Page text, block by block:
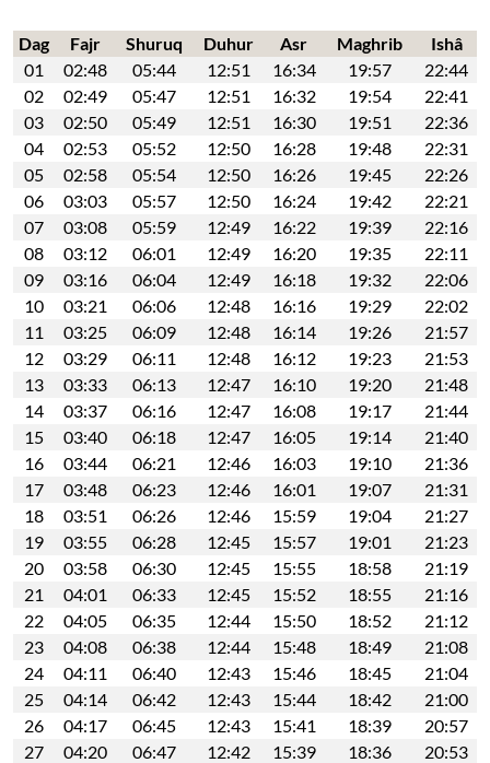
Dag Fajr Shuruq Duhur Asr Maghrib
Ishâ
01
02:48 05:44 12:51 16:34 19:57
22:44
02
02:49 05:47 12:51 16:32 19:54
22:41
03
02:50 05:49 12:51 16:30 19:51
22:36
04
02:53 05:52 12:50 16:28 19:48
22:31
05
02:58 05:54 12:50 16:26 19:45
22:26
06
03:03 05:57 12:50 16:24 19:42
22:21
07
03:08 05:59 12:49 16:22 19:39
22:16
08
03:12 06:01 12:49 16:20 19:35
22:11
09
03:16 06:04 12:49 16:18 19:32
22:06
10
03:21 06:06 12:48 16:16 19:29
22:02
11
03:25 06:09 12:48 16:14 19:26
21:57
12
03:29 06:11 12:48 16:12 19:23
21:53
13
03:33 06:13 12:47 16:10 19:20
21:48
14
03:37 06:16 12:47 16:08 19:17
21:44
15
03:40 06:18 12:47 16:05 19:14
21:40
16
03:44 06:21 12:46 16:03 19:10
21:36
17
03:48 06:23 12:46 16:01 19:07
21:31
18
03:51 06:26 12:46 15:59 19:04
21:27
19
03:55 06:28 12:45 15:57 19:01
21:23
20
03:58 06:30 12:45 15:55 18:58
21:19
21
04:01 06:33 12:45 15:52 18:55
21:16
22
04:05 06:35 12:44 15:50 18:52
21:12
23
04:08 06:38 12:44 15:48 18:49
21:08
24
04:11 06:40 12:43 15:46 18:45
21:04
25
04:14 06:42 12:43 15:44 18:42
21:00
26
04:17 06:45 12:43 15:41 18:39
20:57
27
04:20 06:47 12:42 15:39 18:36
20:53